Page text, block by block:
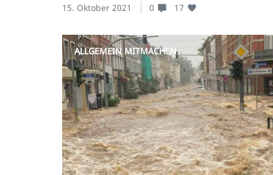
15. Oktober 2021 0 17
ALLGEMEIN MITMACHEN